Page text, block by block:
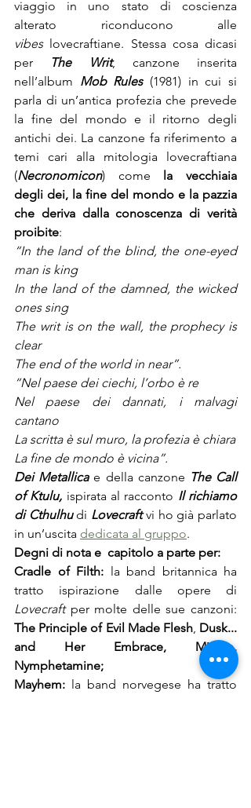
viaggio in uno stato di coscienza
vibes lovecraftiane. Stessa cosa dicasi
per The Writ, canzone inserita
nell’album Mob Rules (1981) in cui si
parla di un’antica profezia che prevede
la fine del mondo e il ritorno degli
antichi dei. La canzone fa riferimento a
temi cari alla mitologia lovecraftiana
(Necronomicon) come la vecchiaia
degli dei, la fine del mondo e la pazzia
che deriva dalla conoscenza di verità
proibite:
“In the land of the blind, the one-eyed
man is king
In the land of the damned, the wicked
ones sing
The writ is on the wall, the prophecy is
clear
The end of the world in near”.
“Nel paese dei ciechi, l’orbo è re
Nel paese dei dannati, i malvagi
cantano
La scritta è sul muro, la profezia è chiara
La fine de mondo è vicina”.
Dei Metallica e della canzone The Call
of Ktulu, ispirata al racconto Il richiamo
di Cthulhu di Lovecraft vi ho già parlato
in un’uscita dedicata al gruppo.
Degni di nota e capitolo a parte per:
Cradle of Filth: la band britannica ha
Lovecraft
The Principle of Evil Made Flesh, Dusk...
and Her Embrace, Midian,
Nymphetamine;
Mayhem: la band norvegese ha tratto